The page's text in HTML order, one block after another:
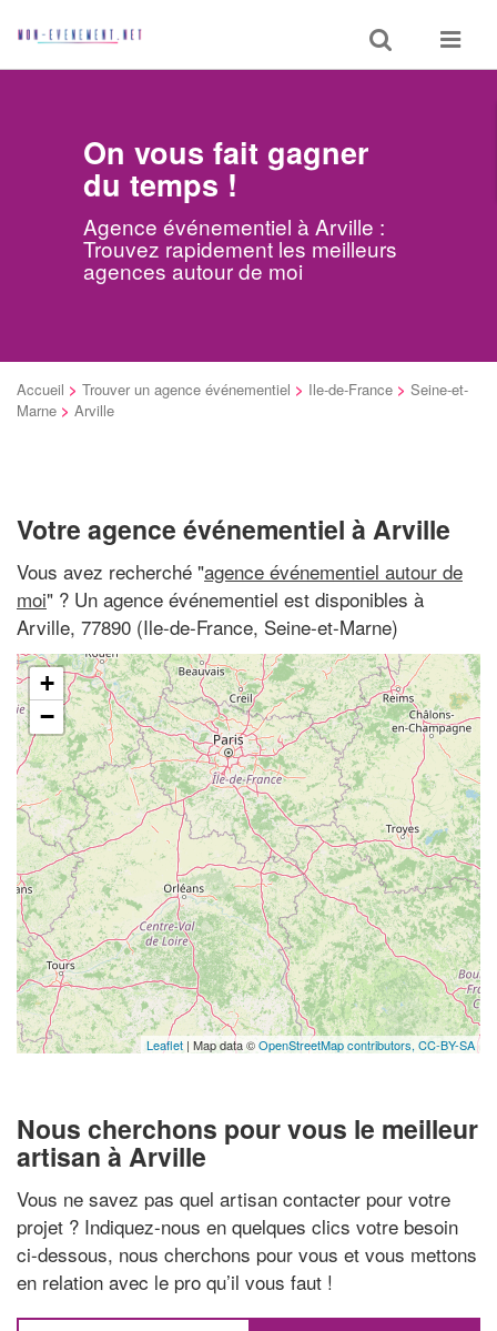
Toggle
search
Toggle
On vous fait gagner
du temps !
Agence événementiel à Arville :
Trouvez rapidement les meilleurs
agences autour de moi
Accueil > Trouver un agence événementiel > Ile-de-France > Seine-et-
Marne > Arville
Votre agence événementiel à Arville
Vous avez recherché "agence événementiel autour de
moi" ? Un agence événementiel est disponibles à
Arville, 77890 (Ile-de-France, Seine-et-Marne)
+
−
Leaflet | Map data ©OpenStreetMap contributors, CC-BY-SA
Nous cherchons pour vous le meilleur
artisan à Arville
Vous ne savez pas quel artisan contacter pour votre
projet ? Indiquez-nous en quelques clics votre besoin
ci-dessous, nous cherchons pour vous et vous mettons
en relation avec le pro qu’il vous faut !